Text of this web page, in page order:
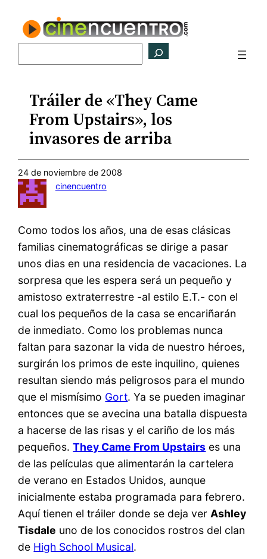
contenido
Tráiler de «They Came
From Upstairs», los
invasores de arriba
24 de noviembre de 2008
cinencuentro
Como todos los años, una de esas clásicas
familias cinematográficas se dirige a pasar
unos dias en una residencia de vacaciones. La
sorpresa que les espera será un pequeño y
amistoso extraterrestre -al estilo E.T.- con el
cual los pequeños de la casa se encariñarán
de inmediato. Como los problemas nunca
faltan para sazonar la vida de nuestro héroes,
surgirán los primos de este inquilino, quienes
resultan siendo más peligrosos para el mundo
que el mismísimo Gort. Ya se pueden imaginar
entonces que se avecina una batalla dispuesta
a hacerse de las risas y el cariño de los más
pequeños.They Came From Upstairs es una
de las películas que alimentarán la cartelera
de verano en Estados Unidos, aunque
inicialmente estaba programada para febrero.
Aquí tienen el tráiler donde se deja ver Ashley
Tisdale uno de los conocidos rostros del clan
de High School Musical.